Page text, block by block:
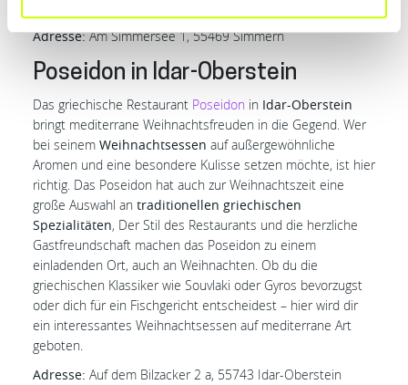
Adresse:Am Simmersee 1, 55469 Simmern
Poseidon in Idar-Oberstein
Das griechische Restaurant Poseidon in Idar-Oberstein
bringt mediterrane Weihnachtsfreuden in die Gegend. Wer
bei seinem Weihnachtsessen auf außergewöhnliche
Aromen und eine besondere Kulisse setzen möchte, ist hier
richtig. Das Poseidon hat auch zur Weihnachtszeit eine
große Auswahl an traditionellen griechischen
Spezialitäten, Der Stil des Restaurants und die herzliche
Gastfreundschaft machen das Poseidon zu einem
einladenden Ort, auch an Weihnachten. Ob du die
griechischen Klassiker wie Souvlaki oder Gyros bevorzugst
oder dich für ein Fischgericht entscheidest – hier wird dir
ein interessantes Weihnachtsessen auf mediterrane Art
geboten.
Adresse: Auf dem Bilzacker 2 a, 55743 Idar-Oberstein